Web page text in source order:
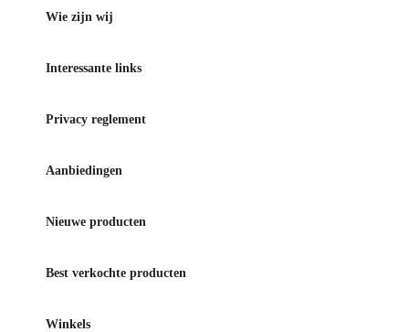
Wie zijn wij
Interessante links
Privacy reglement
Aanbiedingen
Nieuwe producten
Best verkochte producten
Winkels